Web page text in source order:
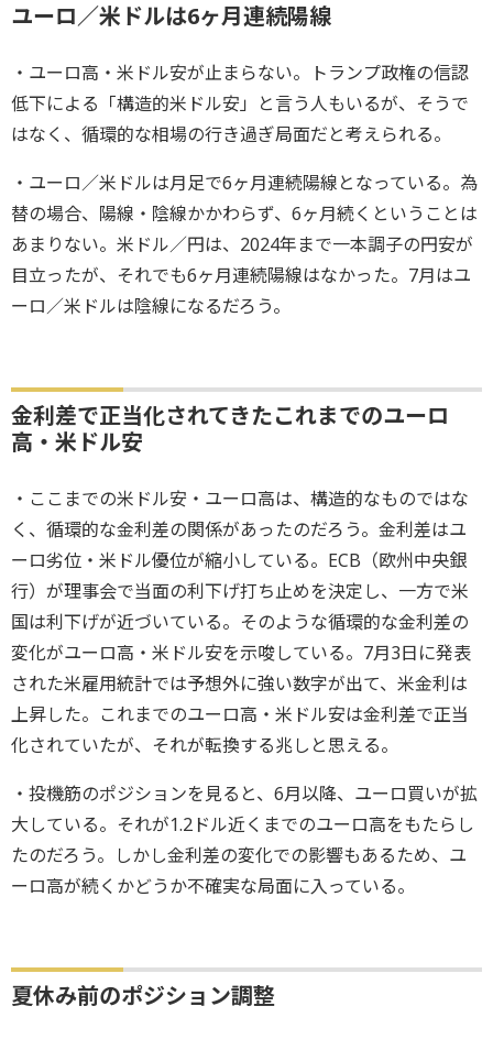
ユーロ／米ドルは6ヶ月連続陽線
・ユーロ高・米ドル安が止まらない。トランプ政権の信認
低下による「構造的米ドル安」と言う人もいるが、そうで
はなく、循環的な相場の行き過ぎ局面だと考えられる。
・ユーロ／米ドルは月足で6ヶ月連続陽線となっている。為
替の場合、陽線・陰線かかわらず、6ヶ月続くということは
あまりない。米ドル／円は、2024年まで一本調子の円安が
目立ったが、それでも6ヶ月連続陽線はなかった。7月はユ
ーロ／米ドルは陰線になるだろう。
金利差で正当化されてきたこれまでのユーロ
高・米ドル安
・ここまでの米ドル安・ユーロ高は、構造的なものではな
く、循環的な金利差の関係があったのだろう。金利差はユ
ーロ劣位・米ドル優位が縮小している。ECB（欧州中央銀
行）が理事会で当面の利下げ打ち止めを決定し、一方で米
国は利下げが近づいている。そのような循環的な金利差の
変化がユーロ高・米ドル安を示唆している。7月3日に発表
された米雇用統計では予想外に強い数字が出て、米金利は
上昇した。これまでのユーロ高・米ドル安は金利差で正当
化されていたが、それが転換する兆しと思える。
・投機筋のポジションを見ると、6月以降、ユーロ買いが拡
大している。それが1.2ドル近くまでのユーロ高をもたらし
たのだろう。しかし金利差の変化での影響もあるため、ユ
ーロ高が続くかどうか不確実な局面に入っている。
夏休み前のポジション調整